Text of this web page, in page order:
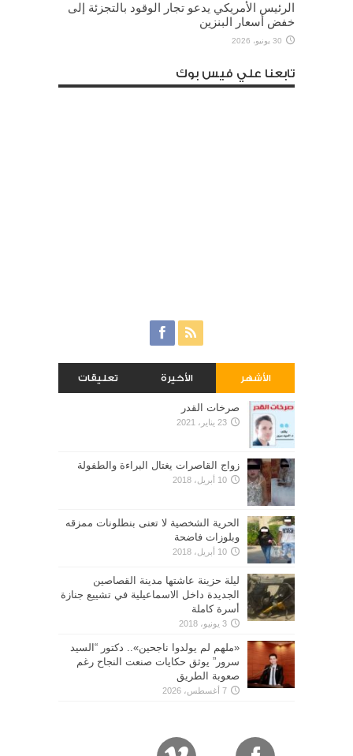
الرئيس الأمريكي يدعو تجار الوقود بالتجزئة إلى
خفض أسعار البنزين
30 يونيو، 2026
تابعنا علي فيس بوك
الأشهر الأخيرة تعليقات
صرخات القدر
23 يناير، 2021
زواج القاصرات يغتال البراءة والطفولة
10 أبريل، 2018
الحرية الشخصية لا تعنى بنطلونات ممزقه
وبلوزات فاضحة
10 أبريل، 2018
ليلة حزينة عاشتها مدينة القصاصين
الجديدة داخل الاسماعيلية في تشييع جنازة
أسرة كاملة
3 يونيو، 2018
«ملهم لم يولدوا ناجحين».. دكتور “السيد
سرور” يوثق حكايات صنعت النجاح رغم
صعوبة الطريق
7 أغسطس، 2026